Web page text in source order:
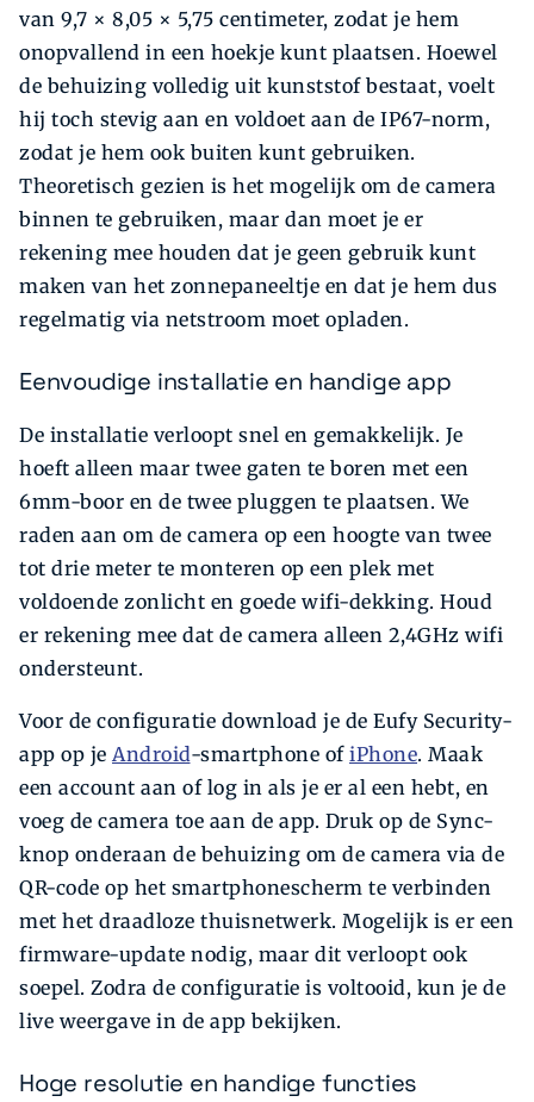
van 9,7 × 8,05 × 5,75 centimeter, zodat je hem
onopvallend in een hoekje kunt plaatsen. Hoewel
de behuizing volledig uit kunststof bestaat, voelt
hij toch stevig aan en voldoet aan de IP67-norm,
zodat je hem ook buiten kunt gebruiken.
Theoretisch gezien is het mogelijk om de camera
binnen te gebruiken, maar dan moet je er
rekening mee houden dat je geen gebruik kunt
maken van het zonnepaneeltje en dat je hem dus
regelmatig via netstroom moet opladen.
Eenvoudige installatie en handige app
De installatie verloopt snel en gemakkelijk. Je
hoeft alleen maar twee gaten te boren met een
6mm-boor en de twee pluggen te plaatsen. We
raden aan om de camera op een hoogte van twee
tot drie meter te monteren op een plek met
voldoende zonlicht en goede wifi-dekking. Houd
er rekening mee dat de camera alleen 2,4GHz wifi
ondersteunt.
Voor de configuratie download je de Eufy Security-
app op je Android-smartphone of iPhone. Maak
een account aan of log in als je er al een hebt, en
voeg de camera toe aan de app. Druk op de Sync-
knop onderaan de behuizing om de camera via de
QR-code op het smartphonescherm te verbinden
met het draadloze thuisnetwerk. Mogelijk is er een
firmware-update nodig, maar dit verloopt ook
soepel. Zodra de configuratie is voltooid, kun je de
live weergave in de app bekijken.
Hoge resolutie en handige functies